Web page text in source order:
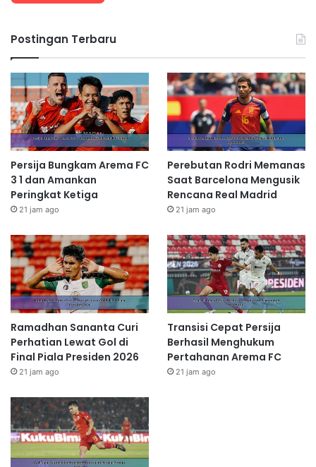
Postingan Terbaru
Persija Bungkam Arema FC
3 1 dan Amankan
Peringkat Ketiga
21 jam ago
Perebutan Rodri Memanas
Saat Barcelona Mengusik
Rencana Real Madrid
21 jam ago
Ramadhan Sananta Curi
Perhatian Lewat Gol di
Final Piala Presiden 2026
21 jam ago
Transisi Cepat Persija
Berhasil Menghukum
Pertahanan Arema FC
21 jam ago